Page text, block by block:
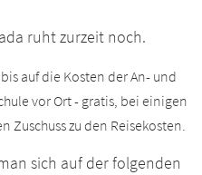
ruht zurzeit noch.
auf die Kosten der An- und
vor Ort - gratis, bei einigen
Zuschuss zu den Reisekosten.
sich auf der folgenden